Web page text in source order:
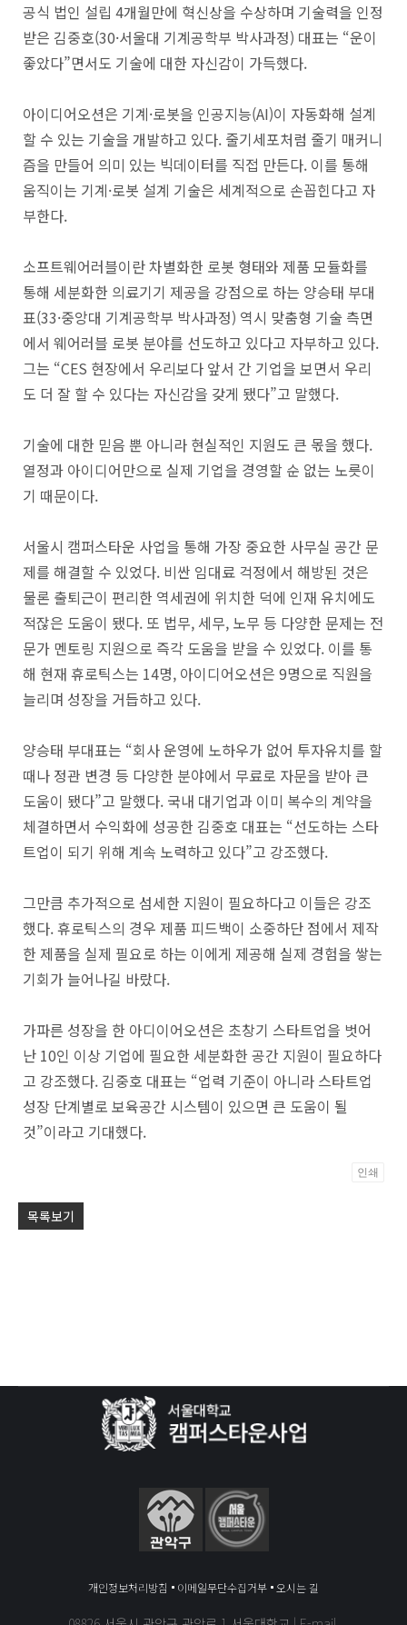
공식 법인 설립 4개월만에 혁신상을 수상하며 기술력을 인정
받은 김중호(30·서울대 기계공학부 박사과정) 대표는 “운이
좋았다”면서도 기술에 대한 자신감이 가득했다.
아이디어오션은 기계·로봇을 인공지능(AI)이 자동화해 설계
할 수 있는 기술을 개발하고 있다. 줄기세포처럼 줄기 매커니
즘을 만들어 의미 있는 빅데이터를 직접 만든다. 이를 통해
움직이는 기계·로봇 설계 기술은 세계적으로 손꼽힌다고 자
부한다.
소프트웨어러블이란 차별화한 로봇 형태와 제품 모듈화를
통해 세분화한 의료기기 제공을 강점으로 하는 양승태 부대
표(33·중앙대 기계공학부 박사과정) 역시 맞춤형 기술 측면
에서 웨어러블 로봇 분야를 선도하고 있다고 자부하고 있다.
그는 “CES 현장에서 우리보다 앞서 간 기업을 보면서 우리
도 더 잘 할 수 있다는 자신감을 갖게 됐다”고 말했다.
기술에 대한 믿음 뿐 아니라 현실적인 지원도 큰 몫을 했다.
열정과 아이디어만으로 실제 기업을 경영할 순 없는 노릇이
기 때문이다.
서울시 캠퍼스타운 사업을 통해 가장 중요한 사무실 공간 문
제를 해결할 수 있었다. 비싼 임대료 걱정에서 해방된 것은
물론 출퇴근이 편리한 역세권에 위치한 덕에 인재 유치에도
적잖은 도움이 됐다. 또 법무, 세무, 노무 등 다양한 문제는 전
문가 멘토링 지원으로 즉각 도움을 받을 수 있었다. 이를 통
해 현재 휴로틱스는 14명, 아이디어오션은 9명으로 직원을
늘리며 성장을 거듭하고 있다.
양승태 부대표는 “회사 운영에 노하우가 없어 투자유치를 할
때나 정관 변경 등 다양한 분야에서 무료로 자문을 받아 큰
도움이 됐다”고 말했다. 국내 대기업과 이미 복수의 계약을
체결하면서 수익화에 성공한 김중호 대표는 “선도하는 스타
트업이 되기 위해 계속 노력하고 있다”고 강조했다.
그만큼 추가적으로 섬세한 지원이 필요하다고 이들은 강조
했다. 휴로틱스의 경우 제품 피드백이 소중하단 점에서 제작
한 제품을 실제 필요로 하는 이에게 제공해 실제 경험을 쌓는
기회가 늘어나길 바랐다.
가파른 성장을 한 아디이어오션은 초창기 스타트업을 벗어
난 10인 이상 기업에 필요한 세분화한 공간 지원이 필요하다
고 강조했다. 김중호 대표는 “업력 기준이 아니라 스타트업
성장 단계별로 보육공간 시스템이 있으면 큰 도움이 될
것”이라고 기대했다.
인쇄
목록보기
개인정보처리방침 이메일무단수집거부 오시는 길